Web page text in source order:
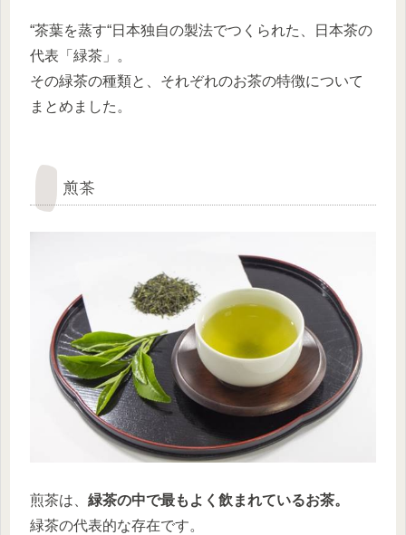
“茶葉を蒸す“日本独自の製法でつくられた、日本茶の
代表「緑茶」。
その緑茶の種類と、それぞれのお茶の特徴について
まとめました。
煎茶
煎茶は、 緑茶の中で最もよく飲まれているお茶。
緑茶の代表的な存在です。